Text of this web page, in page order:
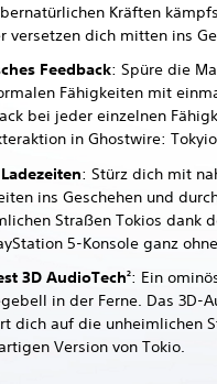
Kräften
versetzen dich mitten ins
Feedback: Spüre die
Fähigkeiten mit
bei jeder einzelnen
in Ghostwire:
: Stürz dich mit
ins Geschehen und
Straßen Tokios dank
5-Konsole ganz
3D AudioTech2: Ein
in der Ferne. Das 3D-
dich auf die unheimlichen
Version von Tokio.